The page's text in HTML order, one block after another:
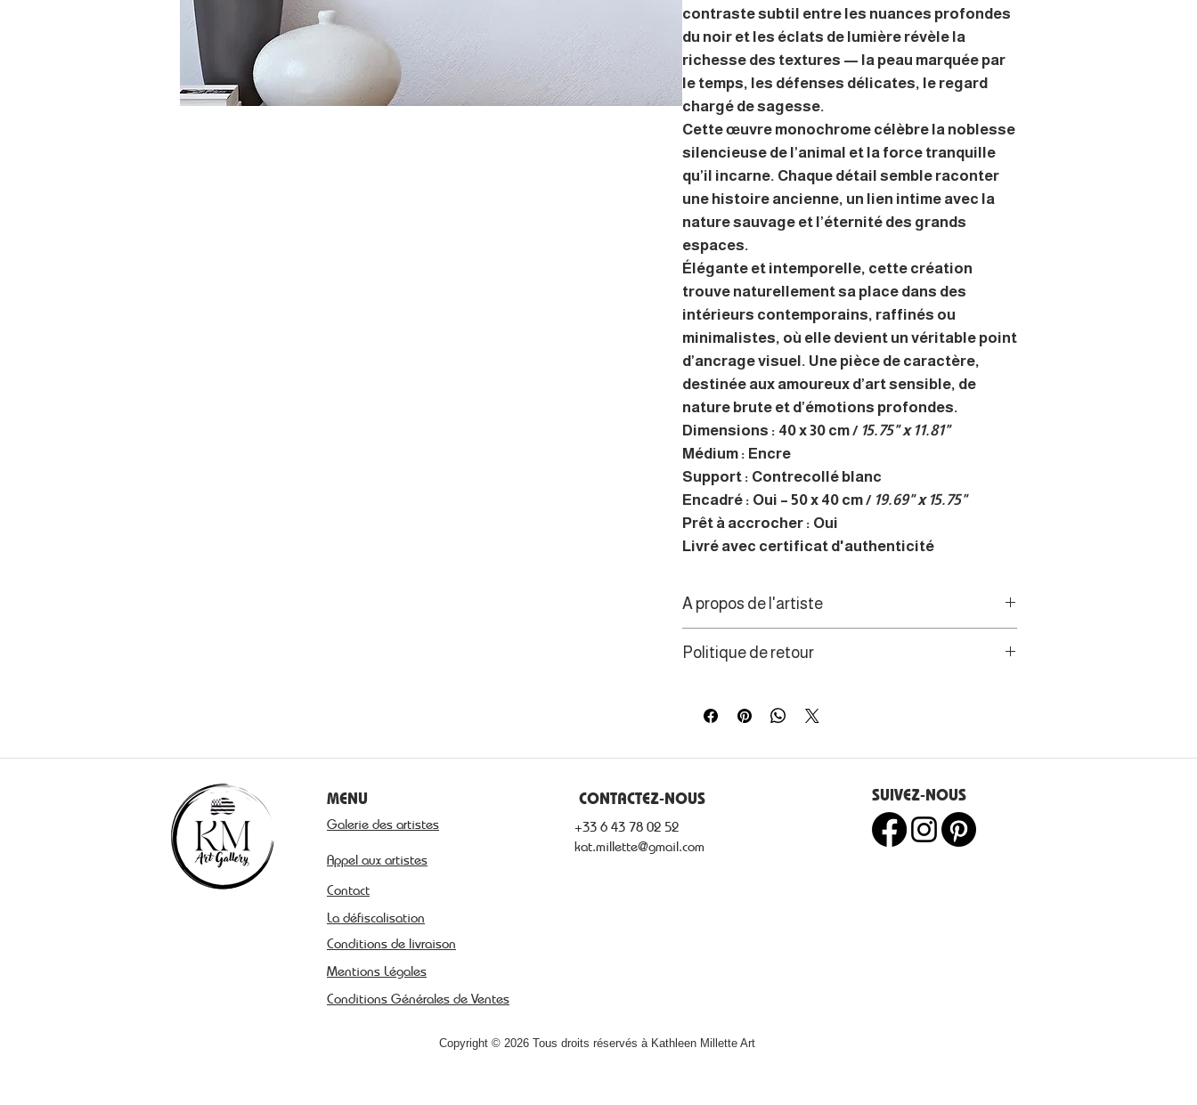
contraste subtil entre les nuances profondes
du noir et les éclats de lumière révèle la
richesse des textures — la peau marquée par
le temps, les défenses délicates, le regard
chargé de sagesse.
Cette œuvre monochrome célèbre la noblesse
silencieuse de l’animal et la force tranquille
qu’il incarne. Chaque détail semble raconter
une histoire ancienne, un lien intime avec la
nature sauvage et l’éternité des grands
espaces.
Élégante et intemporelle, cette création
trouve naturellement sa place dans des
intérieurs contemporains, raffinés ou
minimalistes, où elle devient un véritable point
d’ancrage visuel. Une pièce de caractère,
destinée aux amoureux d’art sensible, de
nature brute et d’émotions profondes.
Dimensions : 40 x 30 cm /15.75" x 11.81"
Médium : Encre
Support : Contrecollé blanc
Encadré : Oui – 50 x 40 cm /19.69" x 15.75"
Prêt à accrocher : Oui
Livré avec certificat d'authenticité
A propos de l'artiste
artiste certifié de l'CAC, l’artiste mettent en
fragilités.
Politique de retour
de rétractation de 14 jours.
MENU
Galerie des artistes
Appel aux artistes
Contact
Conditions de livraison
Mentions Légales
Conditions Générales de Ventes
La défiscalisation
CONTACTEZ-NOUS
+33 6 43 78 02 52
kat.millette@gmail.com
SUIVEZ-NOUS
Copyright © 2026 Tous droits réservés à Kathleen Millette Art